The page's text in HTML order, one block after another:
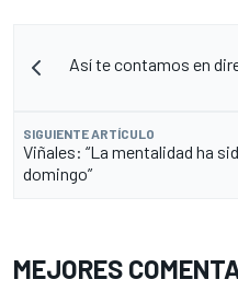
Así te contamos en
SIGUIENTE ARTÍCULO
Viñales: “La mentalidad ha
domingo”
MEJORES